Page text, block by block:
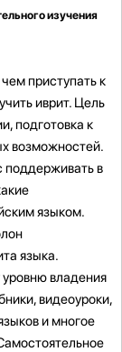
изучения
приступать к
иврит. Цель
подготовка к
возможностей.
поддерживать в
языком.
языка.
владения
видеоуроки,
и многое